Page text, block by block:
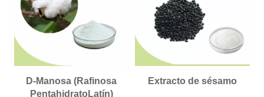
D-Manosa (Rafinosa
PentahidratoLatín)
Extracto de sésamo